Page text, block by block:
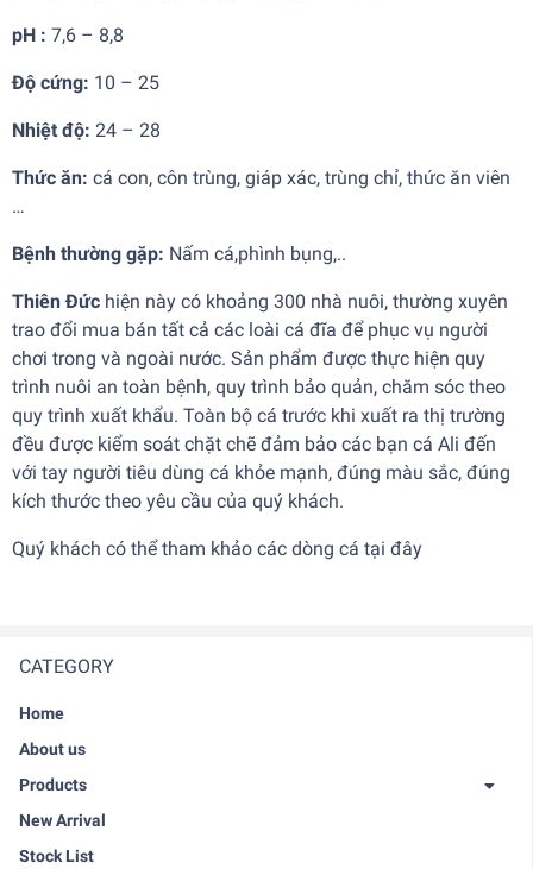
CATEGORY
Home
About us
Products
New Arrival
Stock List
pH : 7,6 – 8,8
Độ cứng: 10 – 25
Nhiệt độ: 24 – 28
Thức ăn: cá con, côn trùng, giáp xác, trùng chỉ, thức ăn viên
…
Bệnh thường gặp: Nấm cá,phình bụng,..
Thiên Đức hiện này có khoảng 300 nhà nuôi, thường xuyên
trao đổi mua bán tất cả các loài cá đĩa để phục vụ người
chơi trong và ngoài nước. Sản phẩm được thực hiện quy
trình nuôi an toàn bệnh, quy trình bảo quản, chăm sóc theo
quy trình xuất khẩu. Toàn bộ cá trước khi xuất ra thị trường
đều được kiểm soát chặt chẽ đảm bảo các bạn cá Ali đến
với tay người tiêu dùng cá khỏe mạnh, đúng màu sắc, đúng
kích thước theo yêu cầu của quý khách.
Quý khách có thể tham khảo các dòng cá tại đây